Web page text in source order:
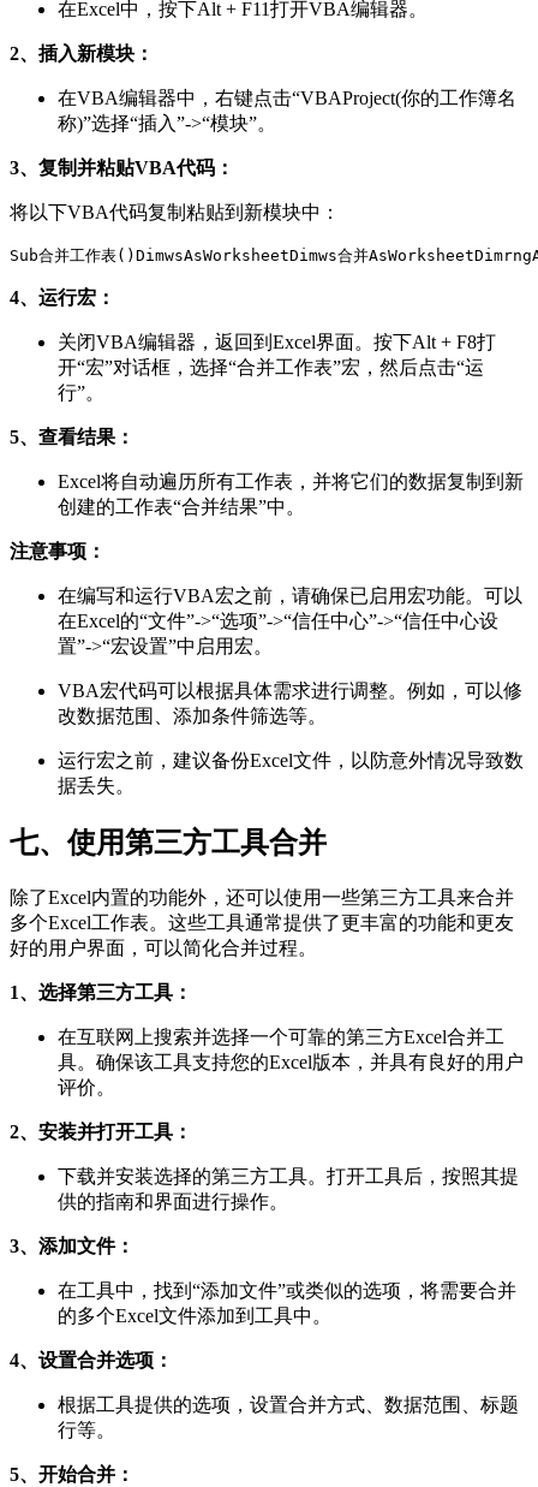
在Excel中，按下Alt + F11打开VBA编辑器。
2、插入新模块：
在VBA编辑器中，右键点击“VBAProject(你的工作簿名
称)”选择“插入”->“模块”。
3、复制并粘贴VBA代码：
将以下VBA代码复制粘贴到新模块中：
Sub合并工作表()DimwsAsWorksheetDimws合并
4、运行宏：
关闭VBA编辑器，返回到Excel界面。按下Alt + F8打
开“宏”对话框，选择“合并工作表”宏，然后点击“运
行”。
5、查看结果：
Excel将自动遍历所有工作表，并将它们的数据复制到新
创建的工作表“合并结果”中。
注意事项：
在编写和运行VBA宏之前，请确保已启用宏功能。可以
在Excel的“文件”->“选项”->“信任中心”->“信任中心设
置”->“宏设置”中启用宏。
VBA宏代码可以根据具体需求进行调整。例如，可以修
改数据范围、添加条件筛选等。
运行宏之前，建议备份Excel文件，以防意外情况导致数
据丢失。
七、使用第三方工具合并
除了Excel内置的功能外，还可以使用一些第三方工具来合并
多个Excel工作表。这些工具通常提供了更丰富的功能和更友
好的用户界面，可以简化合并过程。
1、选择第三方工具：
在互联网上搜索并选择一个可靠的第三方Excel合并工
具。确保该工具支持您的Excel版本，并具有良好的用户
评价。
2、安装并打开工具：
下载并安装选择的第三方工具。打开工具后，按照其提
供的指南和界面进行操作。
3、添加文件：
在工具中，找到“添加文件”或类似的选项，将需要合并
的多个Excel文件添加到工具中。
4、设置合并选项：
根据工具提供的选项，设置合并方式、数据范围、标题
行等。
5、开始合并：